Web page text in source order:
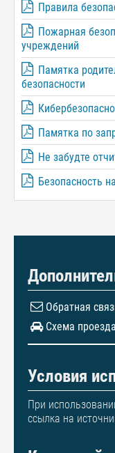
Правила
Пожарная
учреждений
Памятка
безопасности
Памятка по
Не забудте
Безопасность
Обратная
Схема проезда
Условия
При
ссылка на